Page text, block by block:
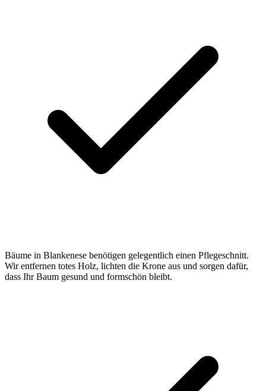
Bäume in Blankenese benötigen gelegentlich einen Pflegeschnitt.
Wir entfernen totes Holz, lichten die Krone aus und sorgen dafür,
dass Ihr Baum gesund und formschön bleibt.